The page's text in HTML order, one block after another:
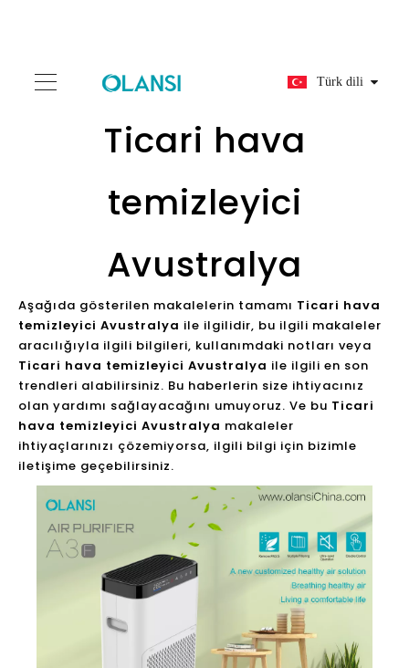
Türk dili
Ticari hava
temizleyici
Avustralya
Aşağıda gösterilen makalelerin tamamı Ticari hava
temizleyici Avustralya ile ilgilidir, bu ilgili makaleler
aracılığıyla ilgili bilgileri, kullanımdaki notları veya
Ticari hava temizleyici Avustralya ile ilgili en son
trendleri alabilirsiniz. Bu haberlerin size ihtiyacınız
olan yardımı sağlayacağını umuyoruz. Ve bu Ticari
hava temizleyici Avustralya makaleler
ihtiyaçlarınızı çözemiyorsa, ilgili bilgi için bizimle
iletişime geçebilirsiniz.